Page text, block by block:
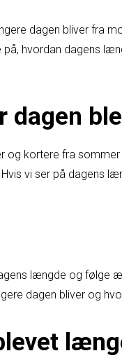
dagen bliver fra
hvordan dagens
dagen
og kortere fra
vi ser på dagens
længde og følge
dagen bliver og